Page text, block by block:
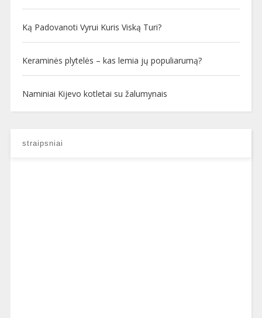
Ką Padovanoti Vyrui Kuris Viską Turi?
Keraminės plytelės – kas lemia jų populiarumą?
Naminiai Kijevo kotletai su žalumynais
straipsniai